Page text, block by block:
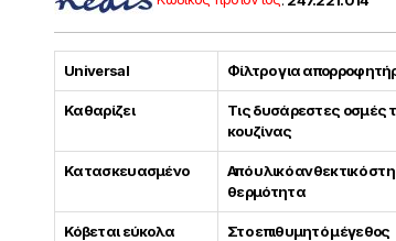
Universal Φίλτρο για
Καθαρίζει
Τις δυσάρεστες οσμές
κουζίνας
Κατασκευασμένο
Από υλικό ανθεκτικό
θερμότητα
Κόβεται εύκολα Στο επιθυμητό μέγεθος